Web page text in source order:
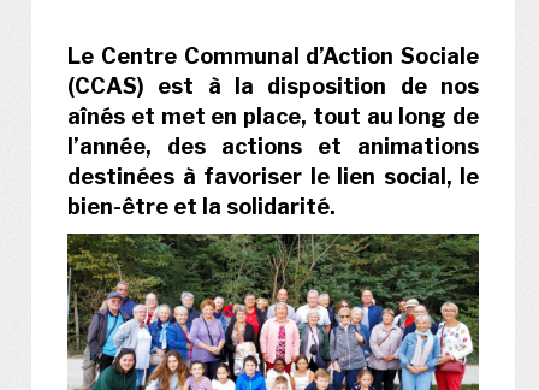
Le Centre Communal d’Action Sociale
(CCAS) est à la disposition de nos
aînés et met en place, tout au long de
l’année, des actions et animations
destinées à favoriser le lien social, le
bien-être et la solidarité.